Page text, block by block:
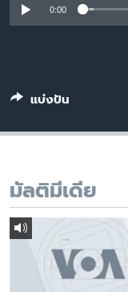
การ
ค้นหา
ไลฟ์สไตล์
พอดคาสต์
เลือกภาษา
0:00
แบ่งปัน
มัลติมีเดีย